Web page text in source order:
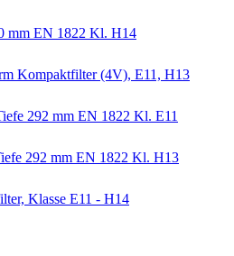
mm EN 1822 Kl. H14
Kompaktfilter (4V), E11, H13
292 mm EN 1822 Kl. E11
292 mm EN 1822 Kl. H13
Klasse E11 - H14